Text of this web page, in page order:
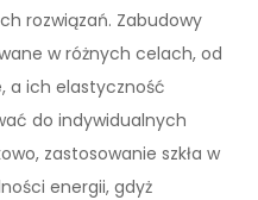
rozwiązań. Zabudowy
w różnych celach, od
a ich elastyczność
do indywidualnych
zastosowanie szkła w
energii, gdyż